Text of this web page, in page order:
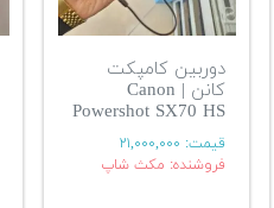
دوربین کامپکت
کانن | Canon
Powershot SX70 HS
قیمت: ۲۱,۰۰۰,۰۰۰
فروشنده: مکث شاپ